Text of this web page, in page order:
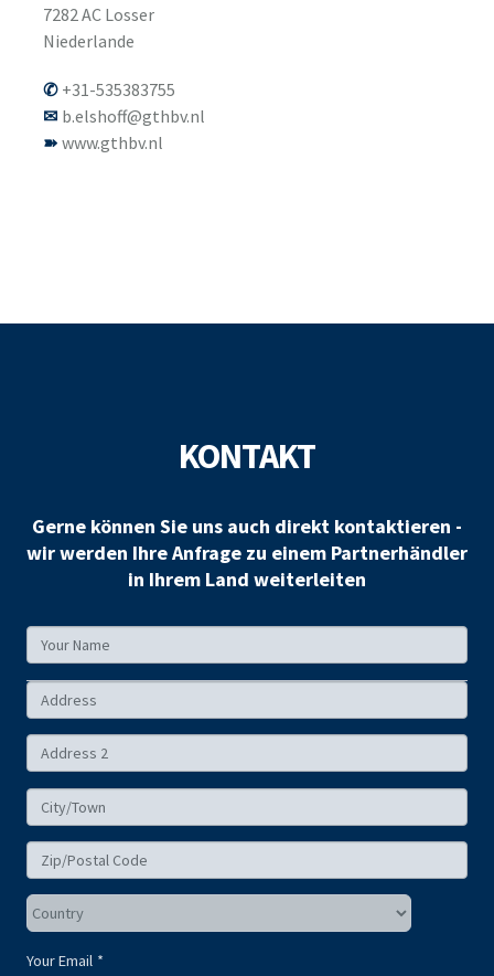
7282 AC Losser
Niederlande
+31-535383755
b.elshoff@gthbv.nl
www.gthbv.nl
KONTAKT
Gerne können Sie uns auch direkt kontaktieren -
wir werden Ihre Anfrage zu einem Partnerhändler
in Ihrem Land weiterleiten
Your
Name
Your
Address
Your Email